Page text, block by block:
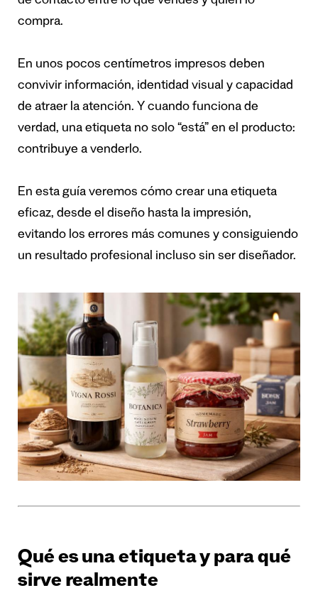
compra.
En unos pocos centímetros impresos deben
convivir información, identidad visual y capacidad
de atraer la atención. Y cuando funciona de
verdad, una etiqueta no solo “está” en el producto:
contribuye a venderlo.
En esta guía veremos cómo crear una etiqueta
eficaz, desde el diseño hasta la impresión,
evitando los errores más comunes y consiguiendo
un resultado profesional incluso sin ser diseñador.
Qué es una etiqueta y para qué
sirve realmente